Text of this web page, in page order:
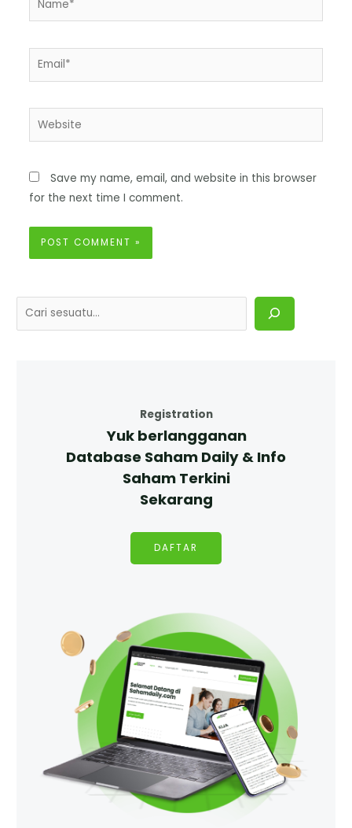
Save my name, email, and website in this browser
for the next time I comment.
Registration
Yuk berlangganan
Database Saham Daily & Info
Saham Terkini
Sekarang
DAFTAR